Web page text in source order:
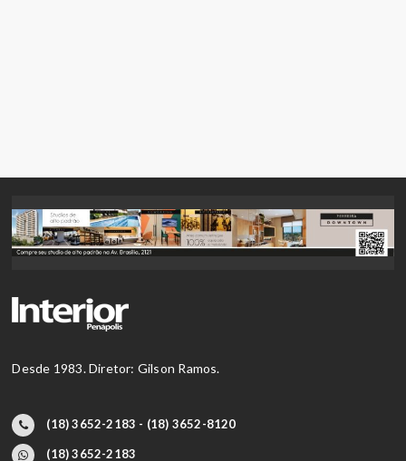
Desde 1983. Diretor: Gilson Ramos.
(18) 3652-2183 - (18) 3652-8120
(18) 3652-2183